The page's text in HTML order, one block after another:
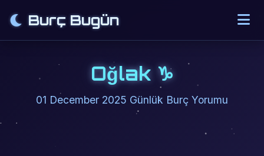
Burç Bugün
Oğlak ♑
01 December 2025 Günlük Burç Yorumu